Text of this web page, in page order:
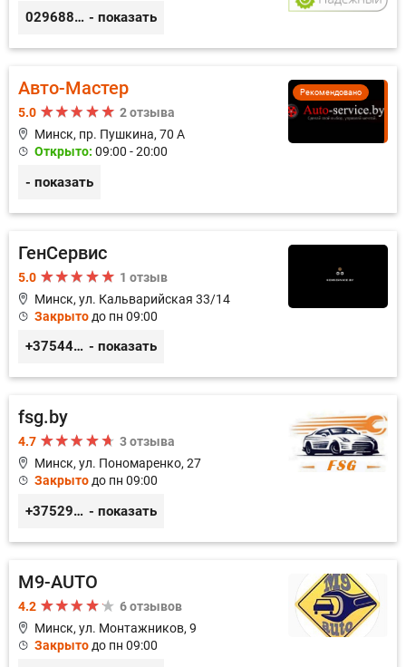
0296889898 - показать
Рекомендовано
Авто-Мастер
5.0
2 отзыва
Минск, пр. Пушкина, 70 А
Открыто: 09:00 - 20:00
- показать
ГенСервис
5.0
1 отзыв
Минск, ул. Кальварийская 33/14
Закрыто до пн 09:00
+375444649592 - показать
fsg.by
4.7
3 отзыва
Минск, ул. Пономаренко, 27
Закрыто до пн 09:00
+375291882338 - показать
M9-AUTO
4.2
6 отзывов
Минск, ул. Монтажников, 9
Закрыто до пн 09:00